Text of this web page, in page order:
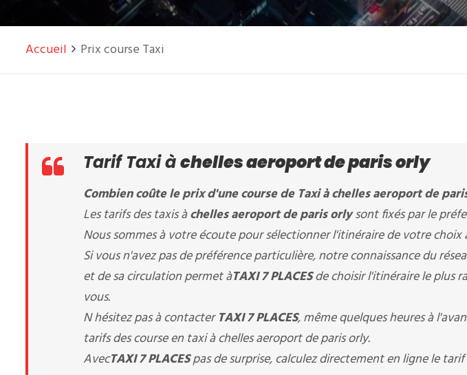
Accueil Prix course Taxi
Tarif Taxi àchelles aeroport de paris orly
Combien coûte le prix d'une course de Taxi àchelles aeroport de
Les tarifs des taxis àchelles aeroport de paris orlysont fixés par le
Nous sommes à votre écoute pour sélectionner l'itinéraire de votre choix
Si vous n'avez pas de préférence particulière, notre connaissance du
et de sa circulation permet àTAXI 7 PLACESde choisir l'itinéraire le plus
vous.
N hésitez pas à contacterTAXI 7 PLACES, même quelques heures à
tarifs des course en taxi à chelles aeroport de paris orly.
AvecTAXI 7 PLACESpas de surprise, calculez directement en ligne le